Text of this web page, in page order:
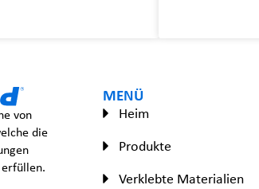
von
die
MENÜ
Heim
Produkte
Verklebte Materialien